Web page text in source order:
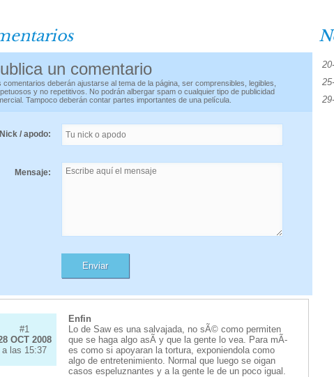
un comentario
comentarios deberán ajustarse al tema de la página, ser comprensibles, legibles,
y no repetitivos. No podrán albergar spam o cualquier tipo de publicidad
Tampoco deberán contar partes importantes de una película.
Nick / apodo:
Mensaje:
#1
OCT 2008
a las 15:37
Enfin
Lo de Saw es una salvajada, no sÃ© como permiten
que se haga algo asÃ­ y que la gente lo vea. Para mÃ­
es como si apoyaran la tortura, exponiendola como
algo de entretenimiento. Normal que luego se oigan
casos espeluznantes y a la gente le de un poco igual.